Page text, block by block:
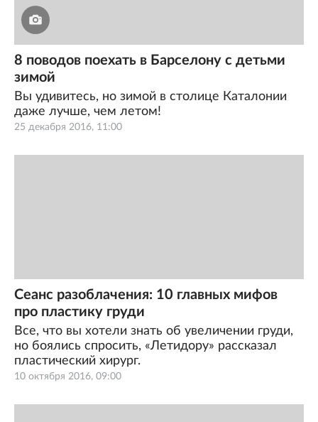
25 декабря 2016, 11:00
8 поводов поехать в Барселону с детьми
зимой
Вы удивитесь, но зимой в столице Каталонии
даже лучше, чем летом!
10 октября 2016, 09:00
Сеанс разоблачения: 10 главных мифов
про пластику груди
Все, что вы хотели знать об увеличении груди,
но боялись спросить, «Летидору» рассказал
пластический хирург.